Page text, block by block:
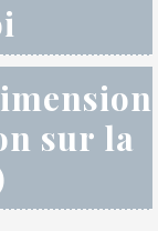
sur la